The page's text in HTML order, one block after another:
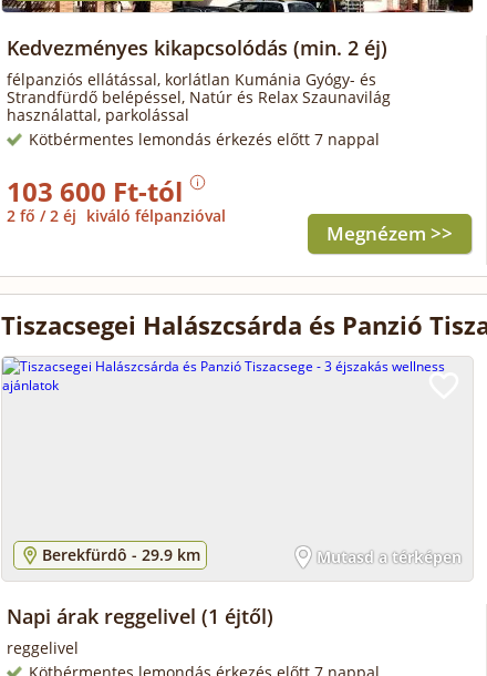
Kedvezményes kikapcsolódás (min. 2 éj)
félpanziós ellátással, korlátlan Kumánia Gyógy- és
Strandfürdő belépéssel, Natúr és Relax Szaunavilág
használattal, parkolással
Kötbérmentes lemondás érkezés előtt 7 nappal
103 600 Ft-tól
2 fő / 2 éj kiváló félpanzióval
Megnézem >>
Tiszacsegei Halászcsárda és Panzió
Mutasd a térképen
Berekfürdô - 29.9 km
Napi árak reggelivel (1 éjtől)
reggelivel